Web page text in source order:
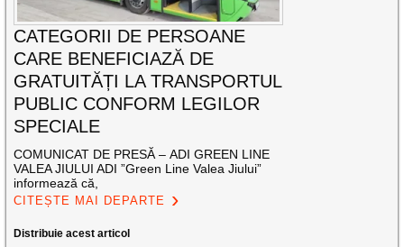
CATEGORII DE PERSOANE
CARE BENEFICIAZĂ DE
GRATUITĂȚI LA TRANSPORTUL
PUBLIC CONFORM LEGILOR
SPECIALE
COMUNICAT DE PRESĂ – ADI GREEN LINE
VALEA JIULUI ADI ”Green Line Valea Jiului”
informează că,
CITEȘTE MAI DEPARTE
Distribuie acest articol